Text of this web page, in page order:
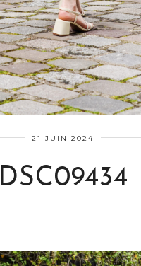
21 JUIN 2024
DSC09434